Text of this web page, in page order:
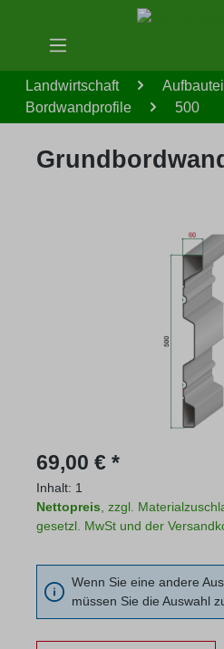
Zum Hauptinhalt springen
Landwirtschaft
Bordwandprofile
500
Bildergalerie überspringen
Regulärer Preis:
69,00 € *
Inhalt: 1
Nettopreis , zzgl.
gesetzl. MwSt und der
Wenn Sie eine andere
müssen Sie die Auswahl